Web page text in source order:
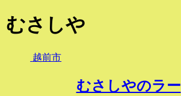
むさしや
越前市
むさしやのラー